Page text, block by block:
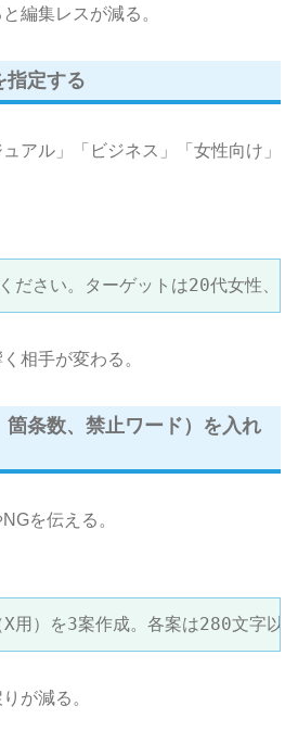
編集レスが減る。
指定する
アル」「ビジネス」「女性向け」
ださい。ターゲットは20代女性、
相手が変わる。
箇条数、禁止ワード）を入れ
を伝える。
）を3案作成。各案は280文字以
が減る。